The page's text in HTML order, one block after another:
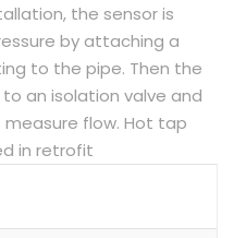
the sensor is
by attaching a
to the pipe. Then the
an isolation valve and
flow. Hot tap
in retrofit